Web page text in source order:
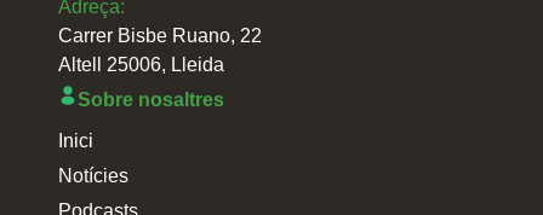
Adreça:
Carrer Bisbe Ruano, 22
Altell 25006, Lleida
Sobre nosaltres
Inici
Notícies
Podcasts